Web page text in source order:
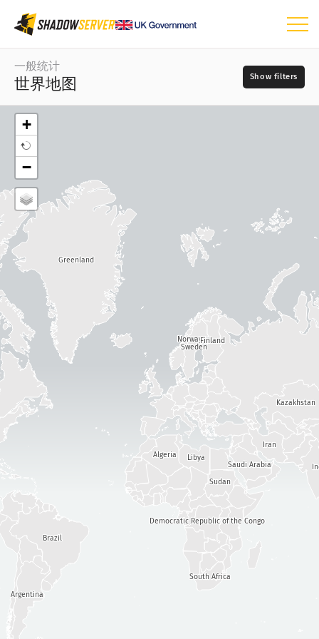
仪表板
一般统计
区域地图
比较图
树形图
时间序列
物联网设备统计
攻击统计信息：漏洞
攻击统计信息：设备
帮助
一般统计
世界地图
日
地图类型
源
这个字段是必填项。
?
严重程度
标签
Argentina
Democratic Republic of the Congo
South Africa
Kazakhstan
Brazil
Norway
Sweden
Finland
Libya
Sudan
Iran
Saudi Arabia
Algeria
Greenland
+
−